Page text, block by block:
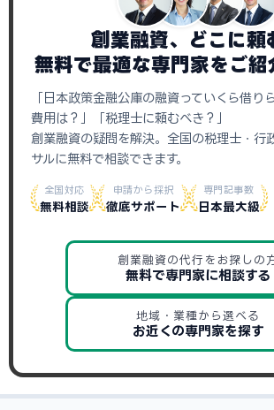
創業融資、どこに頼
無料で最適な専門家をご紹
「日本政策金融公庫の融資っていくら借り
費用は？」「税理士に頼むべき？」
創業融資の疑問を解決。全国の税理士・行
サルに無料で相談できます。
全国対応
無料相談
申請から採択
徹底サポート
専門記事数
日本最大級
創業融資の代行をお探しの
無料で専門家に相談する
地域・業種から選べる
お近くの専門家を探す